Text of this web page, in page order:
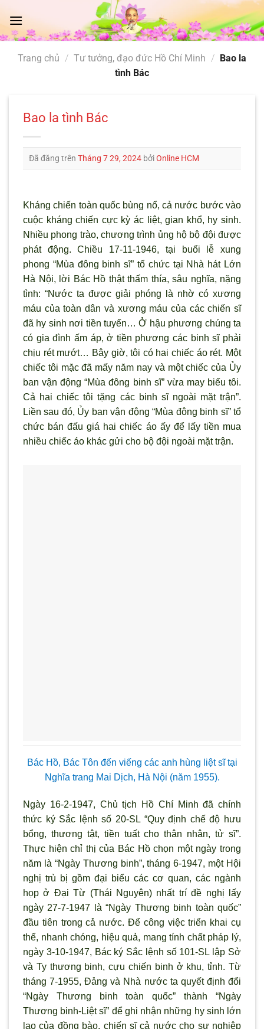
đến
nội
Trang chủ / Tư tưởng, đạo đức Hồ Chí Minh / Bao la
tình Bác
Bao la tình Bác
Đã đăng trên Tháng 7 29, 2024 bởiOnline HCM
Kháng chiến toàn quốc bùng nổ, cả nước bước vào
cuộc kháng chiến cực kỳ ác liệt, gian khổ, hy sinh.
Nhiều phong trào, chương trình ủng hộ bộ đội được
phát động. Chiều 17-11-1946, tại buổi lễ xung
phong “Mùa đông binh sĩ” tổ chức tại Nhà hát Lớn
Hà Nội, lời Bác Hồ thật thấm thía, sâu nghĩa, nặng
tình: “Nước ta được giải phóng là nhờ có xương
máu của toàn dân và xương máu của các chiến sĩ
đã hy sinh nơi tiền tuyến… Ở hậu phương chúng ta
có gia đình ấm áp, ở tiền phương các binh sĩ phải
chịu rét mướt… Bây giờ, tôi có hai chiếc áo rét. Một
chiếc tôi mặc đã mấy năm nay và một chiếc của Ủy
ban vận động “Mùa đông binh sĩ” vừa may biếu tôi.
Cả hai chiếc tôi tặng các binh sĩ ngoài mặt trận”.
Liền sau đó, Ủy ban vận động “Mùa đông binh sĩ” tổ
chức bán đấu giá hai chiếc áo ấy để lấy tiền mua
nhiều chiếc áo khác gửi cho bộ đội ngoài mặt trận.
Bác Hồ, Bác Tôn đến viếng các anh hùng liệt sĩ tại
Nghĩa trang Mai Dịch, Hà Nội (năm 1955).
Ngày 16-2-1947, Chủ tịch Hồ Chí Minh đã chính
thức ký Sắc lệnh số 20-SL “Quy định chế độ hưu
bổng, thương tật, tiền tuất cho thân nhân, tử sĩ”.
Thực hiện chỉ thị của Bác Hồ chọn một ngày trong
năm là “Ngày Thương binh”, tháng 6-1947, một Hội
nghị trù bị gồm đại biểu các cơ quan, các ngành
họp ở Đại Từ (Thái Nguyên) nhất trí đề nghị lấy
ngày 27-7-1947 là “Ngày Thương binh toàn quốc”
đầu tiên trong cả nước. Để công việc triển khai cụ
thể, nhanh chóng, hiệu quả, mang tính chất pháp lý,
ngày 3-10-1947, Bác ký Sắc lệnh số 101-SL lập Sở
và Ty thương binh, cựu chiến binh ở khu, tỉnh. Từ
tháng 7-1955, Đảng và Nhà nước ta quyết định đổi
“Ngày Thương binh toàn quốc” thành “Ngày
Thương binh-Liệt sĩ” để ghi nhận những hy sinh lớn
lao của đồng bào, chiến sĩ cả nước cho sự nghiệp